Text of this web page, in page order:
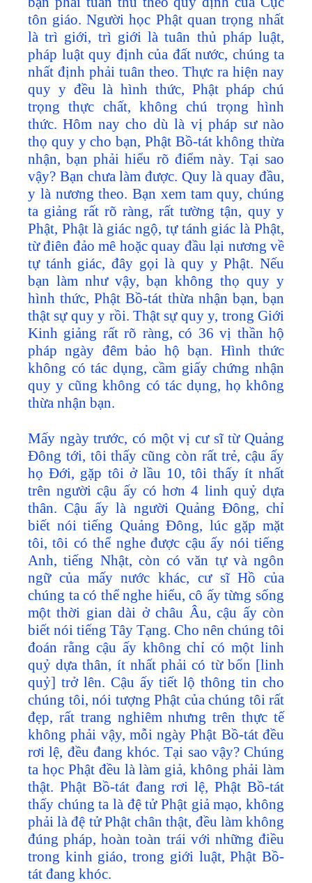
tôn giáo. Người học Phật quan trọng nhất
là trì giới, trì giới là tuân thủ pháp luật,
pháp luật quy định của đất nước, chúng ta
nhất định phải tuân theo. Thực ra hiện nay
quy y đều là hình thức, Phật pháp chú
trọng thực chất, không chú trọng hình
thức. Hôm nay cho dù là vị pháp sư nào
thọ quy y cho bạn, Phật Bồ-tát không thừa
nhận, bạn phải hiểu rõ điểm này. Tại sao
vậy? Bạn chưa làm được. Quy là quay đầu,
y là nương theo. Bạn xem tam quy, chúng
ta giảng rất rõ ràng, rất tường tận, quy y
Phật, Phật là giác ngộ, tự tánh giác là Phật,
từ điên đảo mê hoặc quay đầu lại nương về
tự tánh giác, đây gọi là quy y Phật. Nếu
bạn làm như vậy, bạn không thọ quy y
hình thức, Phật Bồ-tát thừa nhận bạn, bạn
thật sự quy y rồi. Thật sự quy y, trong Giới
Kinh giảng rất rõ ràng, có 36 vị thần hộ
pháp ngày đêm bảo hộ bạn. Hình thức
không có tác dụng, cầm giấy chứng nhận
quy y cũng không có tác dụng, họ không
thừa nhận bạn.
Mấy ngày trước, có một vị cư sĩ từ Quảng
Đông tới, tôi thấy cũng còn rất trẻ, cậu ấy
họ Đới, gặp tôi ở lầu 10, tôi thấy ít nhất
trên người cậu ấy có hơn 4 linh quỷ dựa
thân. Cậu ấy là người Quảng Đông, chỉ
biết nói tiếng Quảng Đông, lúc gặp mặt
tôi, tôi có thể nghe được cậu ấy nói tiếng
Anh, tiếng Nhật, còn có văn tự và ngôn
ngữ của mấy nước khác, cư sĩ Hồ của
chúng ta có thể nghe hiểu, cô ấy từng sống
một thời gian dài ở châu Âu, cậu ấy còn
biết nói tiếng Tây Tạng. Cho nên chúng tôi
đoán rằng cậu ấy không chỉ có một linh
quỷ dựa thân, ít nhất phải có từ bốn [linh
quỷ] trở lên. Cậu ấy tiết lộ thông tin cho
chúng tôi, nói tượng Phật của chúng tôi rất
đẹp, rất trang nghiêm nhưng trên thực tế
không phải vậy, mỗi ngày Phật Bồ-tát đều
rơi lệ, đều đang khóc. Tại sao vậy? Chúng
ta học Phật đều là làm giả, không phải làm
thật. Phật Bồ-tát đang rơi lệ, Phật Bồ-tát
thấy chúng ta là đệ tử Phật giả mạo, không
phải là đệ tử Phật chân thật, đều làm không
đúng pháp, hoàn toàn trái với những điều
trong kinh giáo, trong giới luật, Phật Bồ-
tát đang khóc.